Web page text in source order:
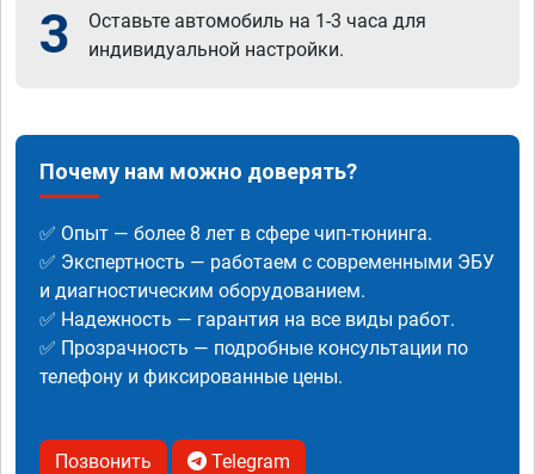
3
Оставьте автомобиль на 1-3 часа для
индивидуальной настройки.
Почему нам можно доверять?
✅ Опыт — более 8 лет в сфере чип-тюнинга.
✅ Экспертность — работаем с современными ЭБУ
и диагностическим оборудованием.
✅ Надежность — гарантия на все виды работ.
✅ Прозрачность — подробные консультации по
телефону и фиксированные цены.
Позвонить Telegram